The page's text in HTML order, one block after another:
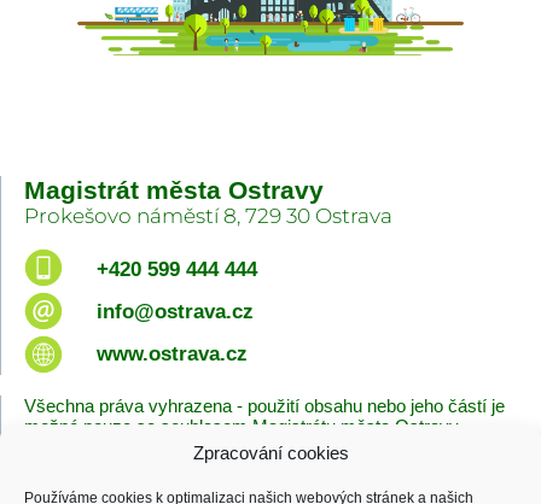
Zpracování cookies
Používáme cookies k optimalizaci našich webových stránek a našich
Magistrát města Ostravy
Prokešovo náměstí 8, 729 30 Ostrava
+420 599 444 444
info@ostrava.cz
www.ostrava.cz
Všechna práva vyhrazena - použití obsahu nebo jeho částí je
možné pouze se souhlasem Magistrátu města Ostravy.
Zásady cookies